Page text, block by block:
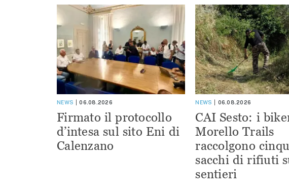
NEWS 06.08.2026
Firmato il protocollo
d’intesa sul sito Eni di
Calenzano
NEWS 06.08.2026
CAI Sesto: i
Morello Trails
raccolgono
sacchi di rifiuti
sentieri